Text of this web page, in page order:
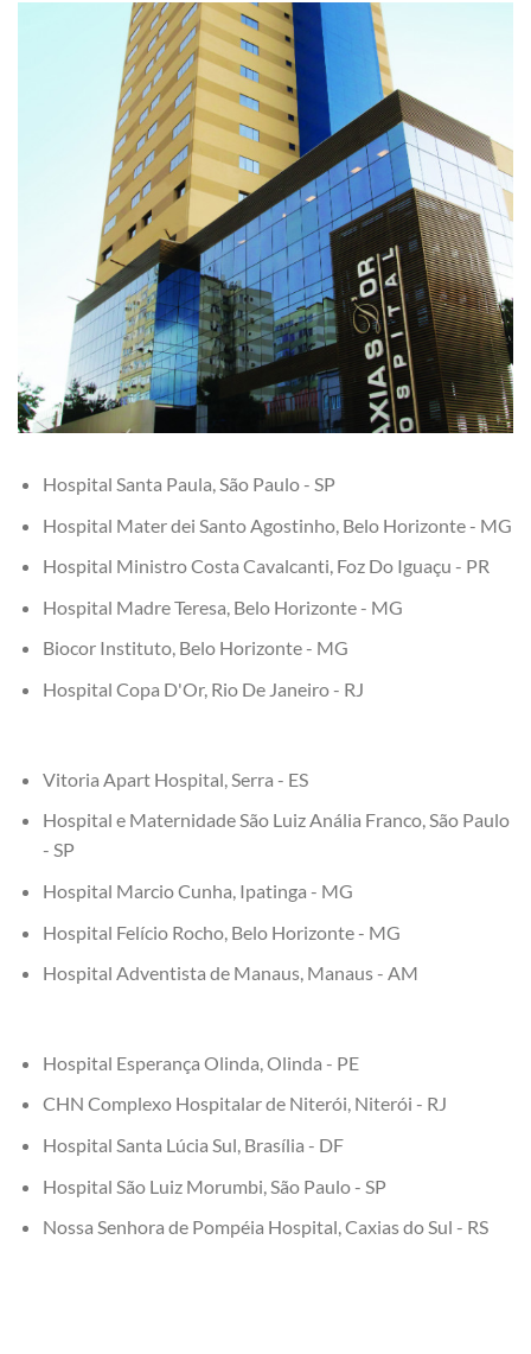
Hospital Santa Paula, São Paulo - SP
Hospital Mater dei Santo Agostinho, Belo Horizonte - MG
Hospital Ministro Costa Cavalcanti, Foz Do Iguaçu - PR
Hospital Madre Teresa, Belo Horizonte - MG
Biocor Instituto, Belo Horizonte - MG
Hospital Copa D'Or, Rio De Janeiro - RJ
Vitoria Apart Hospital, Serra - ES
Hospital e Maternidade São Luiz Anália Franco, São Paulo
- SP
Hospital Marcio Cunha, Ipatinga - MG
Hospital Felício Rocho, Belo Horizonte - MG
Hospital Adventista de Manaus, Manaus - AM
Hospital Esperança Olinda, Olinda - PE
CHN Complexo Hospitalar de Niterói, Niterói - RJ
Hospital Santa Lúcia Sul, Brasília - DF
Hospital São Luiz Morumbi, São Paulo - SP
Nossa Senhora de Pompéia Hospital, Caxias do Sul - RS